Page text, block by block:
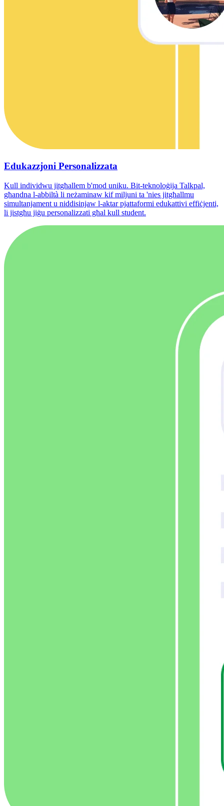
Edukazzjoni Personalizzata
Kull individwu jitgħallem b'mod uniku. Bit-teknoloġija Talkpal,
għandna l-abbiltà li neżaminaw kif miljuni ta 'nies jitgħallmu
simultanjament u niddisinjaw l-aktar pjattaformi edukattivi effiċjenti,
li jistgħu jiġu personalizzati għal kull student.